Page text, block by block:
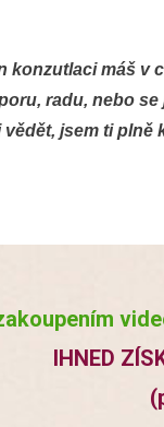
konzutlaci máš v
radu, nebo se
jsem ti plně
IHNED